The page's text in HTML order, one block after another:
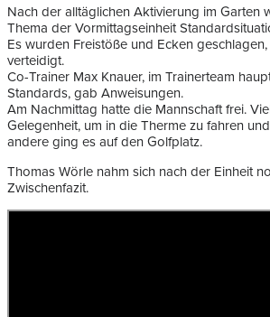
Nach der alltäglichen Aktivierung im Garten
Thema der Vormittagseinheit
Es wurden Freistöße und Ecken
verteidigt.
Co-Trainer Max Knauer, im Trainerteam
Standards, gab Anweisungen.
Am Nachmittag hatte die Mannschaft frei.
Gelegenheit, um in die Therme zu fahren
andere ging es auf den Golfplatz.
Thomas Wörle nahm sich nach der Einheit
Zwischenfazit.